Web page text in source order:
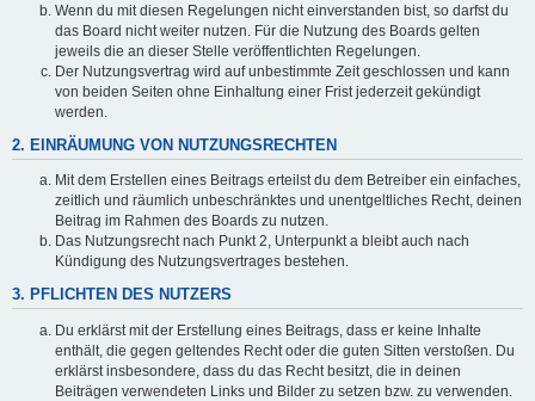
Wenn du mit diesen Regelungen nicht einverstanden bist, so darfst du
das Board nicht weiter nutzen. Für die Nutzung des Boards gelten
jeweils die an dieser Stelle veröffentlichten Regelungen.
Der Nutzungsvertrag wird auf unbestimmte Zeit geschlossen und kann
von beiden Seiten ohne Einhaltung einer Frist jederzeit gekündigt
werden.
2. EINRÄUMUNG VON NUTZUNGSRECHTEN
Mit dem Erstellen eines Beitrags erteilst du dem Betreiber ein einfaches,
zeitlich und räumlich unbeschränktes und unentgeltliches Recht, deinen
Beitrag im Rahmen des Boards zu nutzen.
Das Nutzungsrecht nach Punkt 2, Unterpunkt a bleibt auch nach
Kündigung des Nutzungsvertrages bestehen.
3. PFLICHTEN DES NUTZERS
Du erklärst mit der Erstellung eines Beitrags, dass er keine Inhalte
enthält, die gegen geltendes Recht oder die guten Sitten verstoßen. Du
erklärst insbesondere, dass du das Recht besitzt, die in deinen
Beiträgen verwendeten Links und Bilder zu setzen bzw. zu verwenden.